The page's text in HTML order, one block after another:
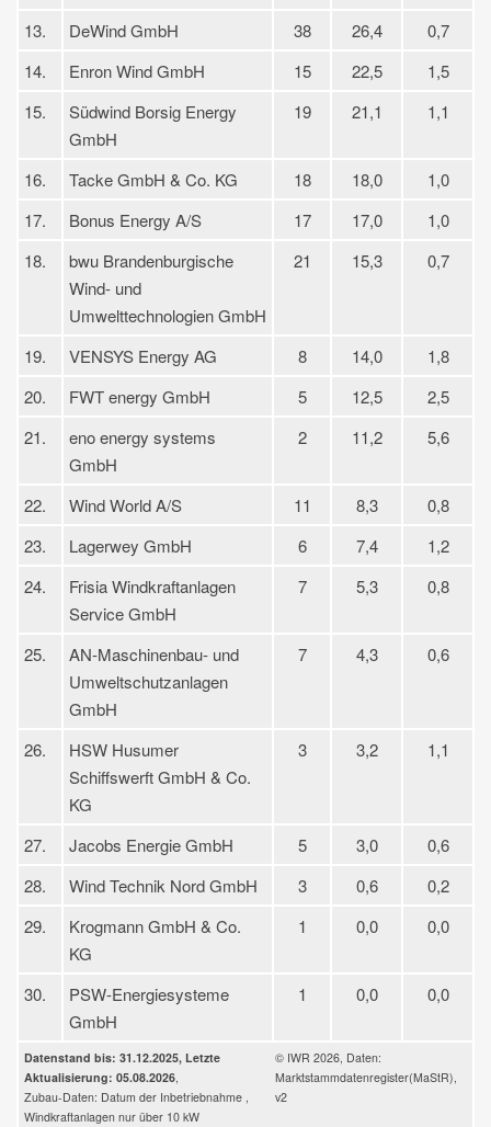
13. DeWind GmbH 38 26,4
0,7
14.
Enron Wind GmbH 15 22,5
1,5
15.
Südwind Borsig Energy
GmbH
19 21,1 1,1
16. Tacke GmbH & Co. KG 18 18,0
1,0
17.
Bonus Energy A/S 17 17,0
1,0
18.
bwu Brandenburgische
Wind- und
Umwelttechnologien GmbH
21 15,3 0,7
19. VENSYS Energy AG 8 14,0
1,8
20.
FWT energy GmbH 5 12,5
2,5
21.
eno energy systems
GmbH
2 11,2 5,6
22. Wind World A/S 11 8,3
0,8
23.
Lagerwey GmbH 6 7,4
1,2
24.
Frisia Windkraftanlagen
Service GmbH
7 5,3 0,8
25.
AN-Maschinenbau- und
Umweltschutzanlagen
GmbH
7 4,3 0,6
26.
HSW Husumer
Schiffswerft GmbH & Co.
KG
3 3,2 1,1
27. Jacobs Energie GmbH 5 3,0
0,6
28.
Wind Technik Nord GmbH 3 0,6
0,2
29.
Krogmann GmbH & Co.
KG
1 0,0 0,0
30.
PSW-Energiesysteme
GmbH
1 0,0 0,0
Datenstand bis: 31.12.2025, Letzte
Aktualisierung: 05.08.2026,
Zubau-Daten: Datum der Inbetriebnahme ,
Windkraftanlagen nur über 10 kW
© IWR 2026, Daten:
Marktstammdatenregister(MaStR),
v2